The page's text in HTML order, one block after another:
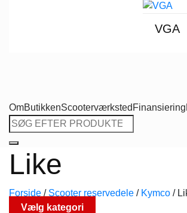
VGA
OmButikkenScooterværksted Finansiering
Søg
efter:
Like
Forside / Scooter reservedele / Kymco /
Vælg kategori